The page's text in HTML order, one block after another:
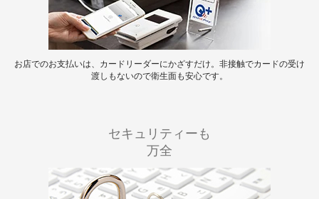
お店でのお支払いは、カードリーダーにかざすだけ。非接触でカードの受け
渡しもないので衛生面も安心です。
セキュリティーも
万全